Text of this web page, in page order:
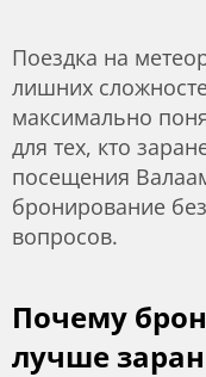
Поездка на
лишних
максимально
для тех, кто
посещения
бронирование
вопросов.
Почему
лучше